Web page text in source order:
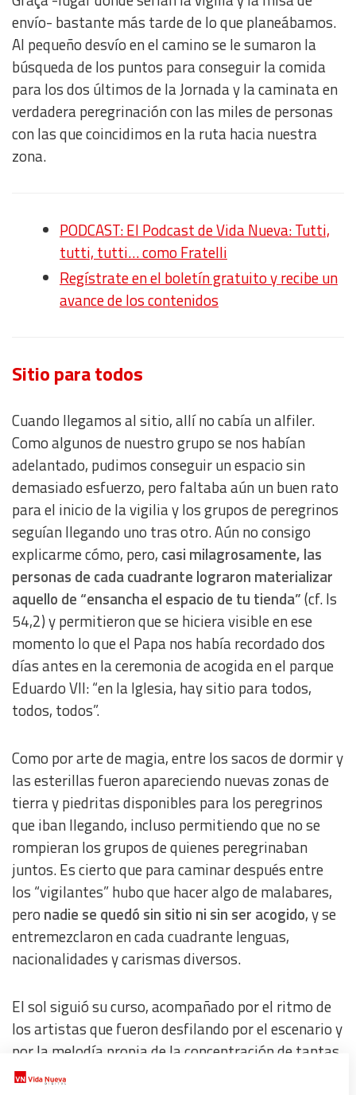
envío- bastante más tarde de lo que planeábamos.
Al pequeño desvío en el camino se le sumaron la
búsqueda de los puntos para conseguir la comida
para los dos últimos de la Jornada y la caminata en
verdadera peregrinación con las miles de personas
con las que coincidimos en la ruta hacia nuestra
zona.
PODCAST: El Podcast de Vida Nueva: Tutti,
tutti, tutti… como Fratelli
Regístrate en el boletín gratuito y recibe un
avance de los contenidos
Sitio para todos
Cuando llegamos al sitio, allí no cabía un alfiler.
Como algunos de nuestro grupo se nos habían
adelantado, pudimos conseguir un espacio sin
demasiado esfuerzo, pero faltaba aún un buen rato
para el inicio de la vigilia y los grupos de peregrinos
seguían llegando uno tras otro. Aún no consigo
explicarme cómo, pero, casi milagrosamente, las
personas de cada cuadrante lograron materializar
aquello de “ensancha el espacio de tu tienda”(cf. Is
54,2) y permitieron que se hiciera visible en ese
momento lo que el Papa nos había recordado dos
días antes en la ceremonia de acogida en el parque
Eduardo VII: “en la Iglesia, hay sitio para todos,
todos, todos”.
Como por arte de magia, entre los sacos de dormir y
las esterillas fueron apareciendo nuevas zonas de
tierra y piedritas disponibles para los peregrinos
que iban llegando, incluso permitiendo que no se
rompieran los grupos de quienes peregrinaban
juntos. Es cierto que para caminar después entre
los “vigilantes” hubo que hacer algo de malabares,
pero nadie se quedó sin sitio ni sin ser acogido, y se
entremezclaron en cada cuadrante lenguas,
nacionalidades y carismas diversos.
El sol siguió su curso, acompañado por el ritmo de
los artistas que fueron desfilando por el escenario y
por la melodía propia de la concentración de tantas
personas en un mismo sitio, pero en el Campo da